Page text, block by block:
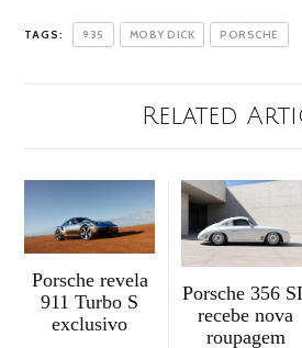
TAGS: 935 MOBY DICK PORSCHE
Related
Porsche revela
911 Turbo S
exclusivo
Porsche 356
recebe nova
roupagem